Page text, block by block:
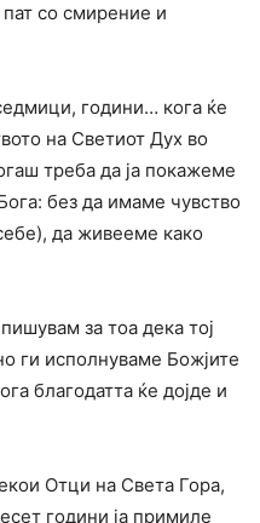
со смирение и
години… кога ќе
на Светиот Дух во
треба да ја покажеме
без да имаме чувство
да живееме како
за тоа дека тој
ги исполнуваме Божјите
благодатта ќе дојде и
Отци на Света Гора,
години ја примиле